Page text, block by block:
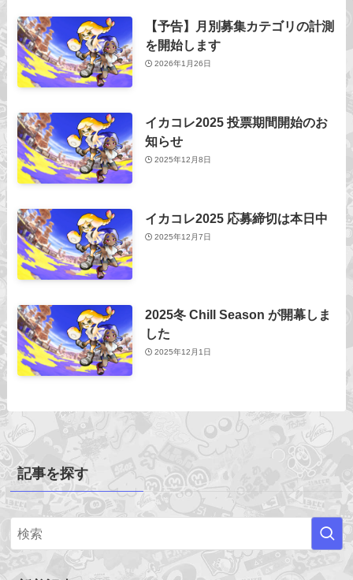
【予告】月別募集カテゴリの計測
を開始します
2026年1月26日
イカコレ2025 投票期間開始のお
知らせ
2025年12月8日
イカコレ2025 応募締切は本日中
2025年12月7日
2025冬 Chill Season が開幕しま
した
2025年12月1日
記事を探す